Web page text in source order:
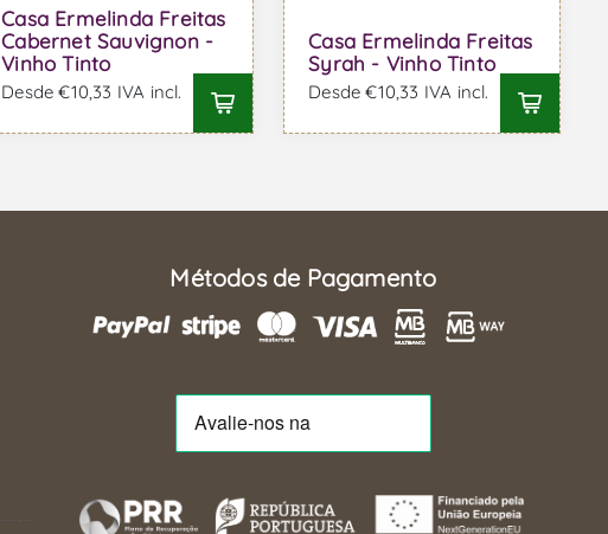
Casa Ermelinda Freitas
Cabernet Sauvignon -
Vinho Tinto
Desde €10,33 IVA incl.
Casa Ermelinda Freitas
Syrah - Vinho Tinto
Desde €10,33 IVA incl.
Métodos de Pagamento